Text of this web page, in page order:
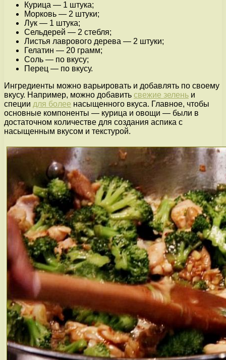
Курица — 1 штука;
Морковь — 2 штуки;
Лук — 1 штука;
Сельдерей — 2 стебля;
Листья лаврового дерева — 2 штуки;
Гелатин — 20 грамм;
Соль — по вкусу;
Перец — по вкусу.
Ингредиенты можно варьировать и добавлять по своему
вкусу. Например, можно добавить свежие зелень и
специи для более насыщенного вкуса. Главное, чтобы
основные компоненты — курица и овощи — были в
достаточном количестве для создания аспика с
насыщенным вкусом и текстурой.